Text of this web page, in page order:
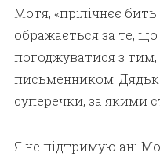
Мотя, «прілічнєє
ображається за те,
погоджуватися з
письменником.
суперечки, за якими
Я не підтримую ані